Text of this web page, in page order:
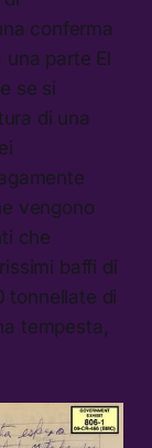
conferma
parte El
se si
di una
vengono
che
baffi di
tonnellate di
tempesta,